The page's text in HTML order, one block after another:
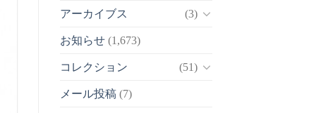
アーカイブス (3)
お知らせ(1,673)
コレクション (51)
メール投稿(7)